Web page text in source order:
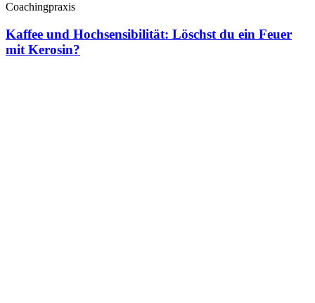
Coachingpraxis
Kaffee und Hochsensibilität: Löschst du ein Feuer
mit Kerosin?